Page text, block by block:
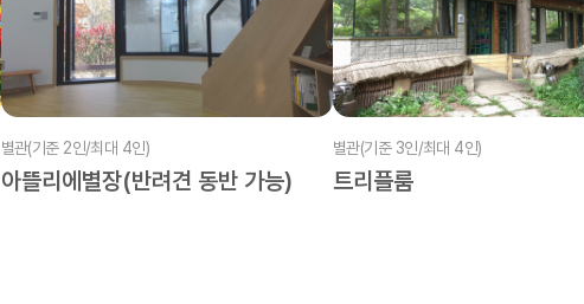
별관(기준 2인/최대 4인)
아뜰리에별장(반려견 동반 가능)
별관(기준 3인/최대 4인)
트리플룸